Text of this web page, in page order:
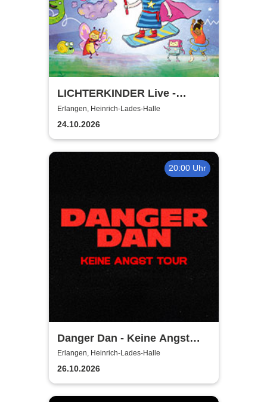
LICHTERKINDER Live -
Millionen Sterne Tour 2026
Erlangen, Heinrich-Lades-Halle
24.10.2026
20:00 Uhr
Danger Dan - Keine Angst
Tour 2026 / 2027
Erlangen, Heinrich-Lades-Halle
26.10.2026